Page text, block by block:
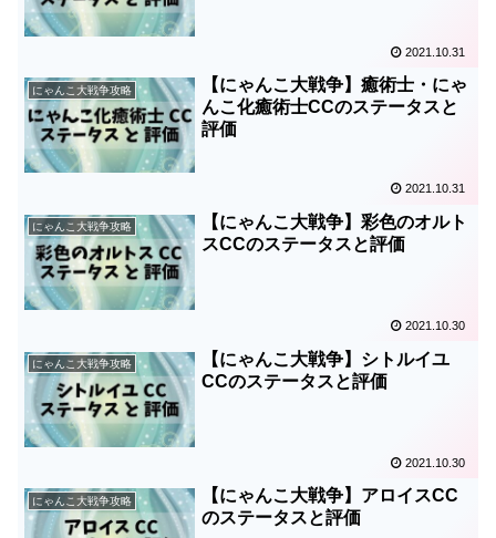
2021.10.31
にゃんこ大戦争攻略
【にゃんこ大戦争】癒術士・にゃ
んこ化癒術士CCのステータスと
評価
2021.10.31
にゃんこ大戦争攻略
【にゃんこ大戦争】彩色のオルト
スCCのステータスと評価
2021.10.30
にゃんこ大戦争攻略
【にゃんこ大戦争】シトルイユ
CCのステータスと評価
2021.10.30
にゃんこ大戦争攻略
【にゃんこ大戦争】アロイスCC
のステータスと評価